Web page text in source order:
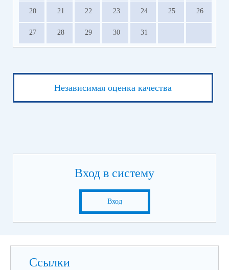
20 21 22 23 24 25 26
27 28 29 30 31
Независимая оценка качества
Вход в систему
Вход
Ссылки